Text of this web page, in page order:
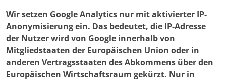
Wir setzen Google Analytics nur mit aktivierter IP-
Anonymisierung ein. Das bedeutet, die IP-Adresse
der Nutzer wird von Google innerhalb von
Mitgliedstaaten der Europäischen Union oder in
anderen Vertragsstaaten des Abkommens über den
Europäischen Wirtschaftsraum gekürzt. Nur in